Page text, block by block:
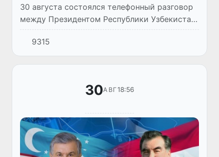
30 августа состоялся телефонный разговор
между Президентом Республики Узбекистан
Шавкатом Мирзиёевым и Наследным
принцем Абу-Даби, заместителем
Верховного главнокомандующего Вооруж...
9315
30АВГ18:56